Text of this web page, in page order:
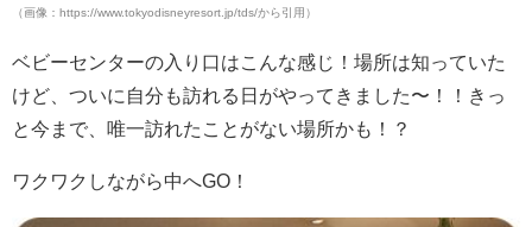
（画像：https://www.tokyodisneyresort.jp/tds/から引用）
ベビーセンターの入り口はこんな感じ！場所は知っていた
けど、ついに自分も訪れる日がやってきました〜！！きっ
と今まで、唯一訪れたことがない場所かも！？
ワクワクしながら中へGO！